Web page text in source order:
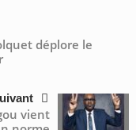
déplore le
vient